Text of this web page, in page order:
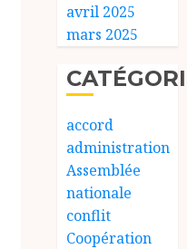
avril 2025
mars 2025
accord
administration
Assemblée
nationale
conflit
Coopération